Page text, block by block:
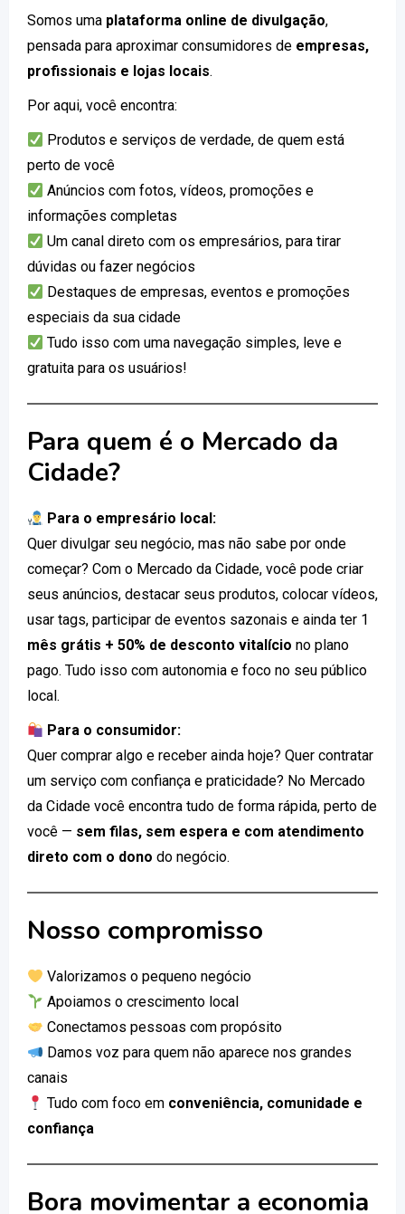
Somos uma plataforma online de divulgação,
pensada para aproximar consumidores de empresas,
profissionais e lojas locais.
Por aqui, você encontra:
Produtos e serviços de verdade, de quem está
perto de você
Anúncios com fotos, vídeos, promoções e
informações completas
Um canal direto com os empresários, para tirar
dúvidas ou fazer negócios
Destaques de empresas, eventos e promoções
especiais da sua cidade
Tudo isso com uma navegação simples, leve e
gratuita para os usuários!
Para quem é o Mercado da
Cidade?
Para o empresário local:
Quer divulgar seu negócio, mas não sabe por onde
começar? Com o Mercado da Cidade, você pode criar
seus anúncios, destacar seus produtos, colocar vídeos,
usar tags, participar de eventos sazonais e ainda ter 1
mês grátis + 50% de desconto vitalício no plano
pago. Tudo isso com autonomia e foco no seu público
local.
Para o consumidor:
Quer comprar algo e receber ainda hoje? Quer contratar
um serviço com confiança e praticidade? No Mercado
da Cidade você encontra tudo de forma rápida, perto de
você — sem filas, sem espera e com atendimento
direto com o dono do negócio.
Nosso compromisso
Valorizamos o pequeno negócio
Apoiamos o crescimento local
Conectamos pessoas com propósito
Damos voz para quem não aparece nos grandes
canais
Tudo com foco em conveniência, comunidade e
confiança
Bora movimentar a economia